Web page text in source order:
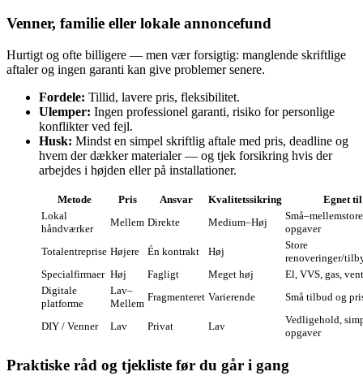
Venner, familie eller lokale annoncefund
Hurtigt og ofte billigere — men vær forsigtig: manglende skriftlige
aftaler og ingen garanti kan give problemer senere.
Fordele: Tillid, lavere pris, fleksibilitet.
Ulemper: Ingen professionel garanti, risiko for personlige
konflikter ved fejl.
Husk: Mindst en simpel skriftlig aftale med pris, deadline og
hvem der dækker materialer — og tjek forsikring hvis der
arbejdes i højden eller på installationer.
Metode Pris Ansvar Kvalitetssikring
Egnet til
Lokal
håndværker
Mellem Direkte Medium–Høj
Små–mellemstore
opgaver
Totalentreprise Højere Én kontrakt Høj
Store
renoveringer/
Specialfirmaer Høj Fagligt Meget høj
El, VVS, gas,
Digitale
platforme
Lav–
Mellem
Fragmenteret Varierende Små tilbud og
DIY / Venner Lav Privat Lav
Vedligehold,
opgaver
Praktiske råd og tjekliste før du går i gang